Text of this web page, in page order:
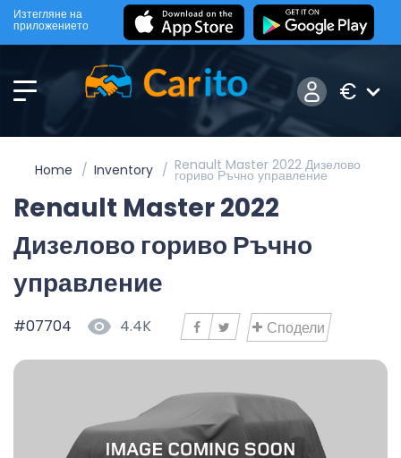
Изтегляне на
приложението
€
Home Inventory Renault Master 2022 Дизелово
гориво Ръчно управление
Renault Master 2022
Дизелово гориво Ръчно
управление
#07704 4.4K Сподели